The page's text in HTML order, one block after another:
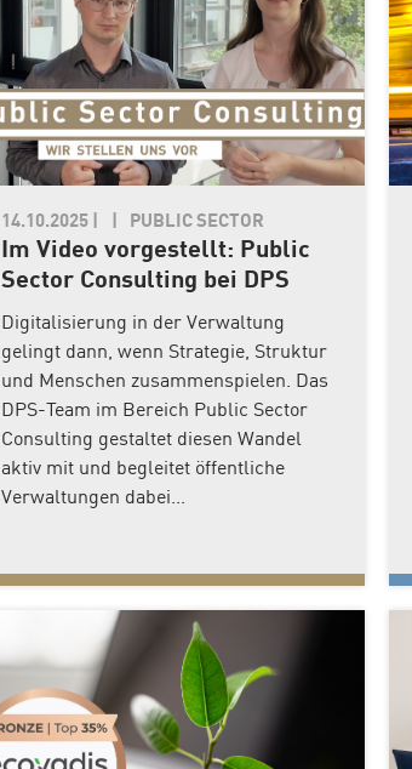
14.10.2025| PUBLIC SECTOR
Im Video vorgestellt: Public
Sector Consulting bei DPS
Digitalisierung in der Verwaltung
gelingt dann, wenn Strategie, Struktur
und Menschen zusammenspielen. Das
DPS-Team im Bereich Public Sector
Consulting gestaltet diesen Wandel
aktiv mit und begleitet öffentliche
Verwaltungen dabei...